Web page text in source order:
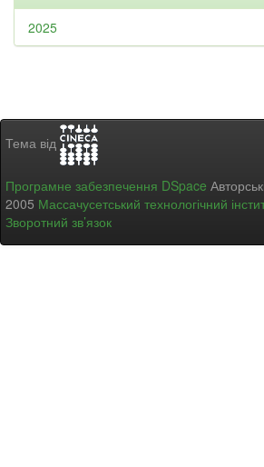
2025
Тема від
Програмне забезпечення DSpace
2005 Массачусетський технологічний
Зворотний зв’язок